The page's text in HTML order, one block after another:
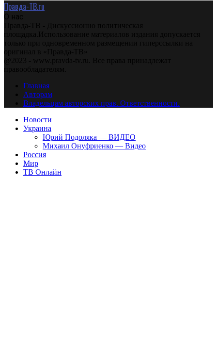
Правда-ТВ.ru
О нас
Правда-ТВ - Дискуссионно политическая
площадка.Использование материалов издания допускается
только при одновременном размещении гиперссылки на
оригинал в «Правда-ТВ»
@2023 - www.pravda-tv.ru. Все права принадлежат
правообладателям.
Главная
Авторам
Владельцам авторских прав. Ответственности.
Новости
Украина
Юрий Подоляка — ВИДЕО
Михаил Онуфриенко — Видео
Россия
Мир
ТВ Онлайн